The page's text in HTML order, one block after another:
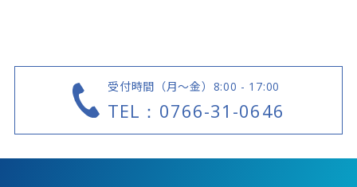
受付時間（月～金） 8:00 - 17:00
TEL：0766-31-0646